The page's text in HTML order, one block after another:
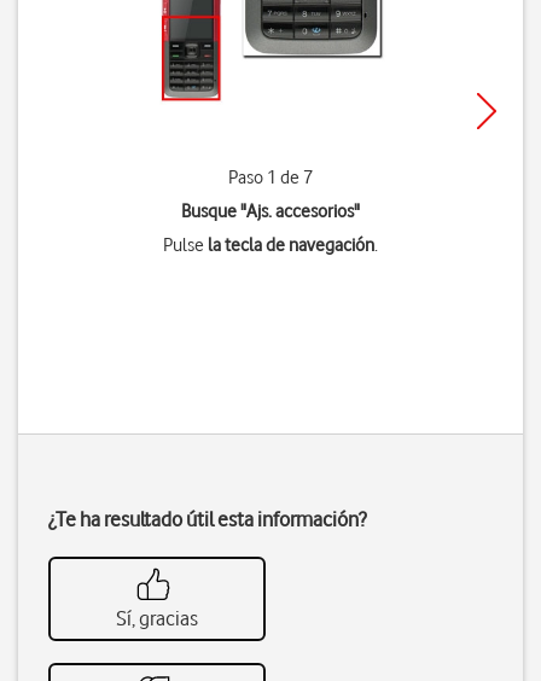
Paso 1 de 7
Busque "Ajs. accesorios"
Pulse la tecla de navegación.
¿Te ha resultado útil esta información?
Sí, gracias